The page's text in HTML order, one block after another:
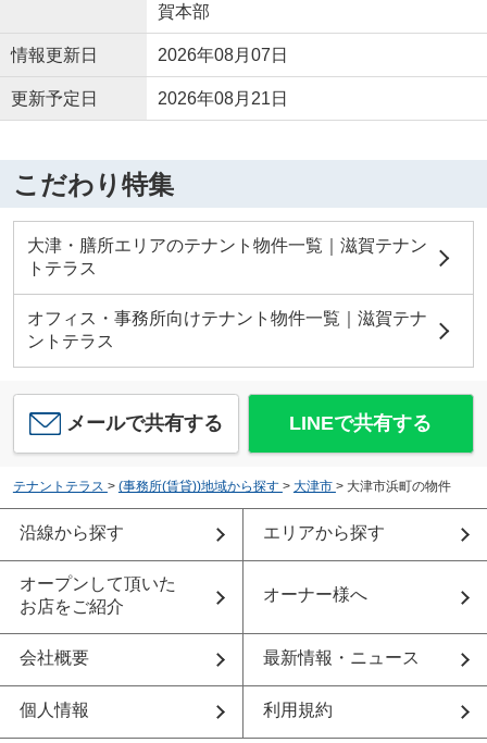
賀本部
情報更新日 2026年08月07日
更新予定日 2026年08月21日
こだわり特集
大津・膳所エリアのテナント物件一覧｜滋賀テナン
トテラス
オフィス・事務所向けテナント物件一覧｜滋賀テナ
ントテラス
メールで共有する LINEで共有する
テナントテラス > (事務所(賃貸))地域から探す > 大津市 > 大津市浜町の物件
沿線から探す エリアから探す
オープンして頂いた
お店をご紹介
オーナー様へ
会社概要 最新情報・ニュース
個人情報 利用規約